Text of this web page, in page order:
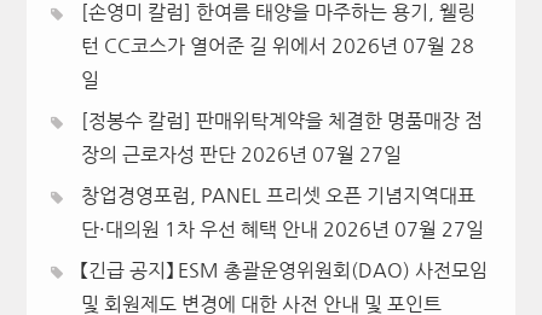
[손영미 칼럼] 한여름 태양을 마주하는 용기, 웰링
턴 CC코스가 열어준 길 위에서 2026년 07월 28
일
[정봉수 칼럼] 판매위탁계약을 체결한 명품매장 점
장의 근로자성 판단 2026년 07월 27일
창업경영포럼, PANEL 프리셋 오픈 기념지역대표
단·대의원 1차 우선 혜택 안내 2026년 07월 27일
【긴급 공지】 ESM 총괄운영위원회(DAO) 사전모임
및 회원제도 변경에 대한 사전 안내 및 포인트